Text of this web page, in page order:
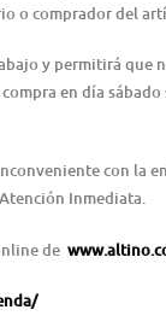
o comprador del
y permitirá
en día
con la
Atención Inmediata.
de